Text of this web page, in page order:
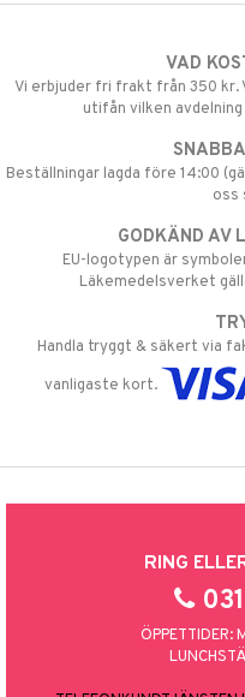
VAD
Vi erbjuder fri frakt från 350
utifån vilken avdelning
Beställningar lagda före 14:00
oss
GODKÄND AV
EU-logotypen är
Läkemedelsverket
Handla tryggt & säkert via
vanligaste kort.
RING
031
ÖPPETTIDER: